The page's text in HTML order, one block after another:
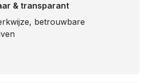
& transparant
betrouwbare